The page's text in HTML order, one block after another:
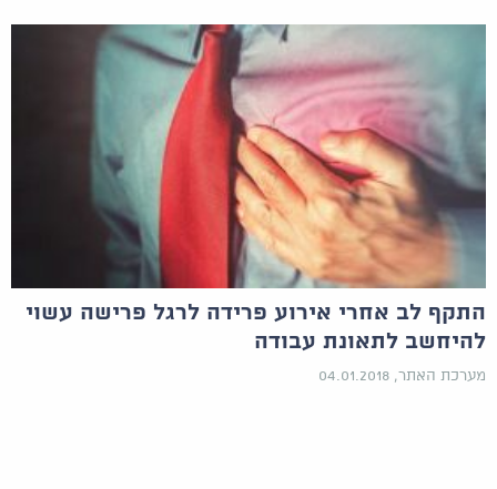
התקף לב אחרי אירוע פרידה לרגל פרישה עשוי
להיחשב לתאונת עבודה
מערכת האתר, 04.01.2018